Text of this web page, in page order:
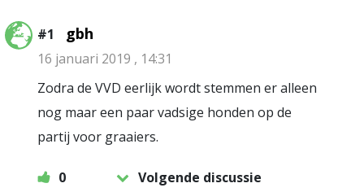
#1 gbh
16 januari 2019 , 14:31
Zodra de VVD eerlijk wordt stemmen er alleen
nog maar een paar vadsige honden op de
partij voor graaiers.
0 Volgende discussie